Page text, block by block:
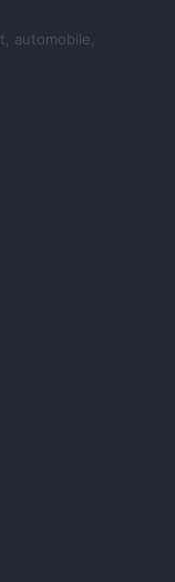
automobile,